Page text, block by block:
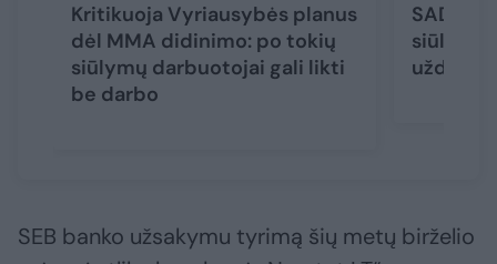
Kritikuoja Vyriausybės planus
dėl MMA didinimo: po tokių
siūlymų darbuotojai gali likti
be darbo
SADM
siūlo
SEB banko užsakymu tyrimą šių metų birželio